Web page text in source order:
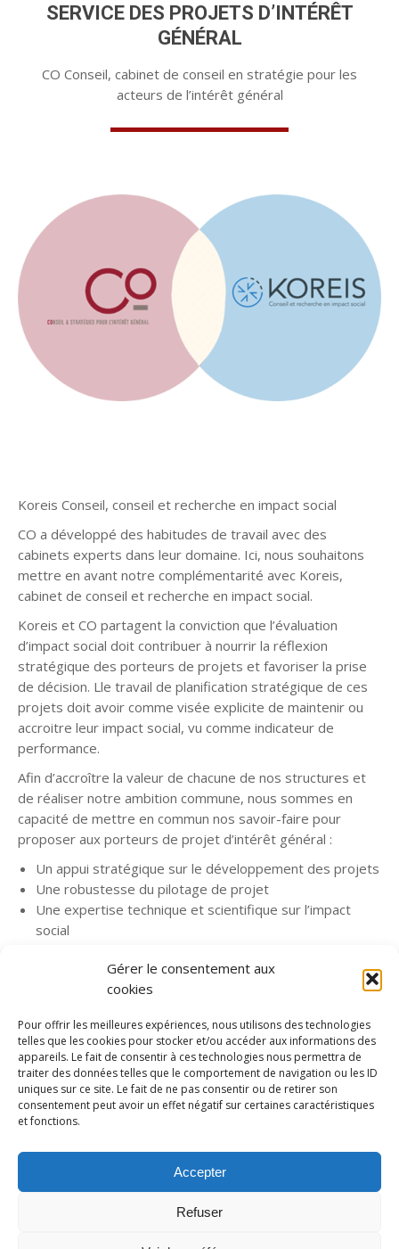
Gérer le consentement aux
cookies
Pour offrir les meilleures expériences, nous utilisons des technologies
telles que les cookies pour stocker et/ou accéder aux informations des
appareils. Le fait de consentir à ces technologies nous permettra de
traiter des données telles que le comportement de navigation ou les ID
uniques sur ce site. Le fait de ne pas consentir ou de retirer son
consentement peut avoir un effet négatif sur certaines caractéristiques
et fonctions.
Accepter
Refuser
SERVICE DES PROJETS D’INTÉRÊT
GÉNÉRAL
CO Conseil, cabinet de conseil en stratégie pour les
acteurs de l’intérêt général
Koreis Conseil, conseil et recherche en impact social
CO a développé des habitudes de travail avec des
cabinets experts dans leur domaine. Ici, nous souhaitons
mettre en avant notre complémentarité avec Koreis,
cabinet de conseil et recherche en impact social.
Koreis et CO partagent la conviction que l’évaluation
d’impact social doit contribuer à nourrir la réflexion
stratégique des porteurs de projets et favoriser la prise
de décision. Lle travail de planification stratégique de ces
projets doit avoir comme visée explicite de maintenir ou
accroitre leur impact social, vu comme indicateur de
performance.
Afin d’accroître la valeur de chacune de nos structures et
de réaliser notre ambition commune, nous sommes en
capacité de mettre en commun nos savoir-faire pour
proposer aux porteurs de projet d’intérêt général :
Un appui stratégique sur le développement des projets
Une robustesse du pilotage de projet
Une expertise technique et scientifique sur l’impact
social
CONTACTEZ-NOUS
Pour en savoir plus sur nos expériences réussies de
coopération opérationnelles, contactez-nous !
Et pour en savoir plus sur les engagements de CO, vous
pouvez consulter notre site :https://co-conseil.fr/notre-
singularite/